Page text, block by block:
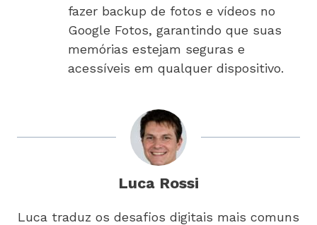
fazer backup de fotos e vídeos no
Google Fotos, garantindo que suas
memórias estejam seguras e
acessíveis em qualquer dispositivo.
Luca Rossi
Luca traduz os desafios digitais mais comuns